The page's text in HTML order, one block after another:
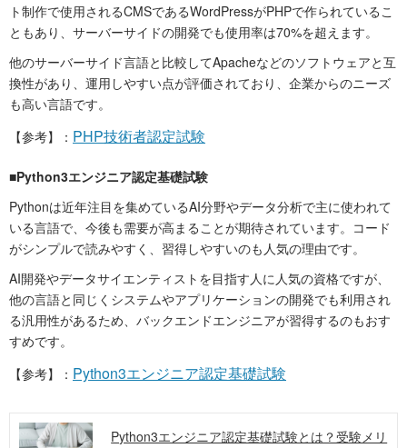
ト制作で使用されるCMSであるWordPressがPHPで作られているこ
ともあり、サーバーサイドの開発でも使用率は70%を超えます。
他のサーバーサイド言語と比較してApacheなどのソフトウェアと互
換性があり、運用しやすい点が評価されており、企業からのニーズ
も高い言語です。
【参考】： PHP技術者認定試験
■Python3エンジニア認定基礎試験
Pythonは近年注目を集めているAI分野やデータ分析で主に使われて
いる言語で、今後も需要が高まることが期待されています。コード
がシンプルで読みやすく、習得しやすいのも人気の理由です。
AI開発やデータサイエンティストを目指す人に人気の資格ですが、
他の言語と同じくシステムやアプリケーションの開発でも利用され
る汎用性があるため、バックエンドエンジニアが習得するのもおす
すめです。
【参考】： Python3エンジニア認定基礎試験
Python3エンジニア認定基礎試験とは？受験メリ